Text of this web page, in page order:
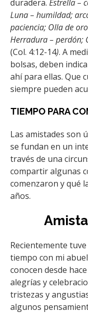
duradera. Estrella –
Luna – humildad;
paciencia; Olla de
Herradura – perdón;
(Col. 4:12-14). A
bolsas, deben
ahí para ellas. Que
siempre pueden
TIEMPO PARA
Las amistades son
se fundan en un
través de una
compartir algunas
comenzaron y qué
años.
Recientemente
tiempo con mi
conocen desde
alegrías y
tristezas y
algunos